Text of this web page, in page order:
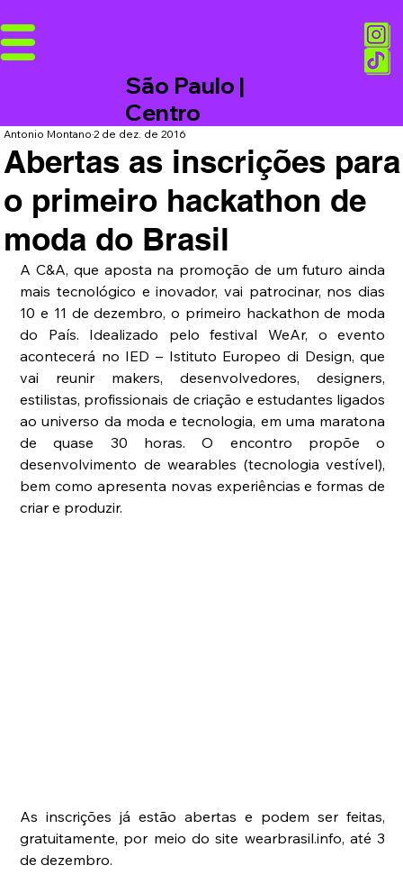
São Paulo |
Centro
Abertas as inscrições para
o primeiro hackathon de
moda do Brasil
Antonio Montano2 de dez. de 2016
A C&A, que aposta na promoção de um futuro ainda
mais tecnológico e inovador, vai patrocinar, nos dias
10 e 11 de dezembro, o primeiro hackathon de moda
do País. Idealizado pelo festival WeAr, o evento
acontecerá no IED – Istituto Europeo di Design, que
vai reunir makers, desenvolvedores, designers,
estilistas, profissionais de criação e estudantes ligados
ao universo da moda e tecnologia, em uma maratona
de quase 30 horas. O encontro propõe o
desenvolvimento de wearables (tecnologia vestível),
bem como apresenta novas experiências e formas de
criar e produzir.
As inscrições já estão abertas e podem ser feitas,
gratuitamente, por meio do site wearbrasil.info, até 3
de dezembro.